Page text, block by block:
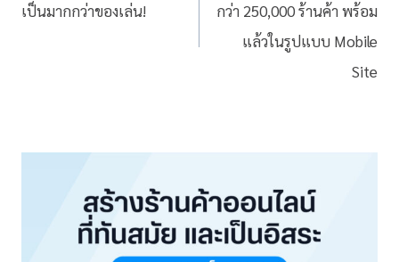
เป็นมากกว่าของเล่น!
กว่า 250,000 ร้านค้า พร้อม
แล้วในรูปแบบ Mobile
Site